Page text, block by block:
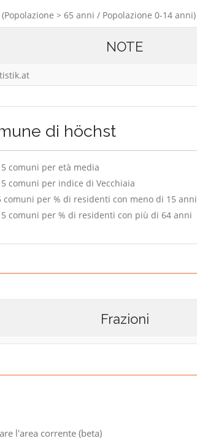
> 65 anni / Popolazione 0-14
NOTE
di höchst
comuni per età media
comuni per indice di Vecchiaia
comuni per % di residenti con meno di 15 anni
comuni per % di residenti con più di 64 anni
Frazioni
l'area corrente (beta)